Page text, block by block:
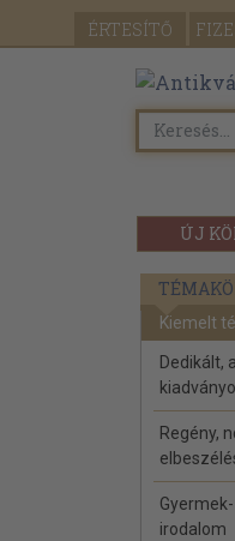
ÉRTESÍTŐ
ÚJ
Kiemelt
Dedikált,
Regény,
irodalom